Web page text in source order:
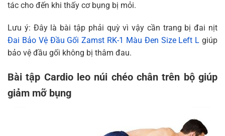
tác cho đến khi thấy cơ bụng bị mỏi.
Lưu ý: Đây là bài tập phải quỳ vì vậy cần trang bị đai nịt
Đai Bảo Vệ Đầu Gối Zamst RK-1 Màu Đen Size Left L giúp
bảo vệ đầu gối không bị thâm đau.
Bài tập Cardio leo núi chéo chân trên bộ giúp
giảm mỡ bụng